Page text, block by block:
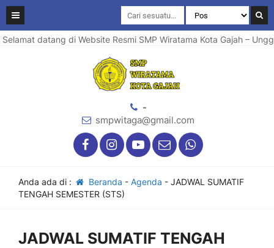
datang di Website Resmi SMP Wiratama Kota Gajah –
-
smpwitaga@gmail.com
Anda ada di : Beranda - Agenda - JADWAL SUMATIF
TENGAH SEMESTER (STS)
JADWAL SUMATIF TENGAH